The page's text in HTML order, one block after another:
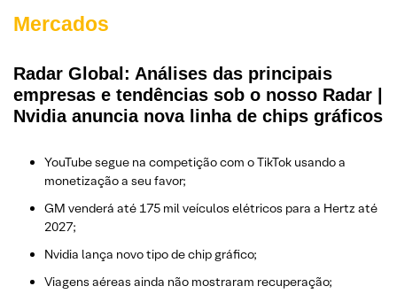
Mercados
Radar Global: Análises das principais
empresas e tendências sob o nosso Radar |
Nvidia anuncia nova linha de chips gráficos
YouTube segue na competição com o TikTok usando a
monetização a seu favor;
GM venderá até 175 mil veículos elétricos para a Hertz até
2027;
Nvidia lança novo tipo de chip gráfico;
Viagens aéreas ainda não mostraram recuperação;